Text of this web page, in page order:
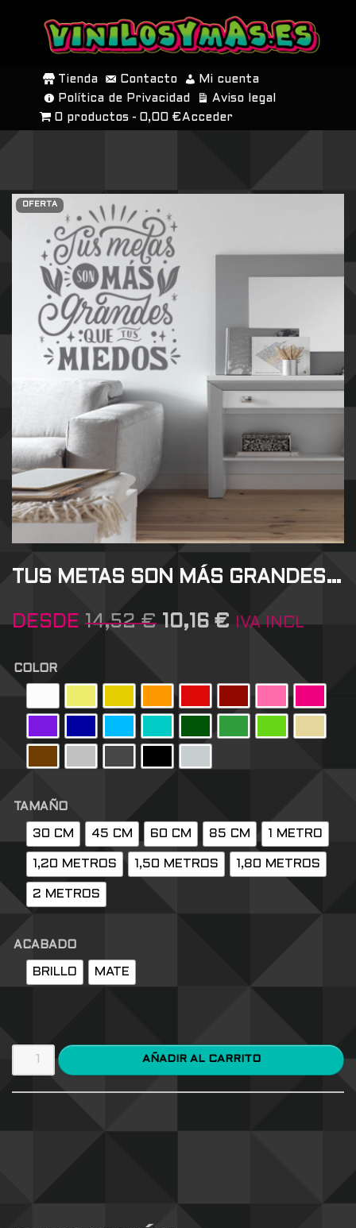
SALTAR
CONTENIDO
Tienda Contacto
Mi cuenta
Política de Privacidad
Aviso legal
0 productos
0,00 € Acceder
OFERTA
TUS METAS SON MÁS GRANDES…
DESDE 14,52€ 10,16 € IVA INCL
COLOR
TAMAÑO
30 CM 45 CM 60 CM 85 CM 1 METRO
1,20 METROS 1,50 METROS 1,80 METROS
2 METROS
ACABADO
BRILLO MATE
AÑADIR AL CARRITO